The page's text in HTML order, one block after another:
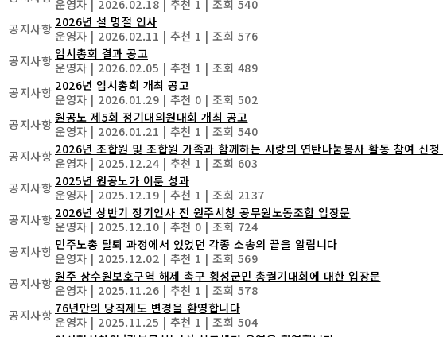
운영자 | 2026.02.18 | 추천 1 | 조회 540
공지사항 2026년 설 명절 인사
운영자 | 2026.02.11 | 추천 1 | 조회 576
공지사항 임시총회 결과 공고
운영자 | 2026.02.05 | 추천 1 | 조회 489
공지사항 2026년 임시총회 개최 공고
운영자 | 2026.01.29 | 추천 0 | 조회 502
공지사항 원공노 제5회 정기대의원대회 개최 공고
운영자 | 2026.01.21 | 추천 1 | 조회 540
공지사항 2026년 조합원 및 조합원 가족과 함께하는 사랑의 연탄나눔봉사 활동 참여 신
운영자 | 2025.12.24 | 추천 1 | 조회 603
공지사항 2025년 원공노가 이룬 성과
운영자 | 2025.12.19 | 추천 1 | 조회 2137
공지사항 2026년 상반기 정기인사 전 원주시청 공무원노동조합 입장문
운영자 | 2025.12.10 | 추천 0 | 조회 724
공지사항 민주노총 탈퇴 과정에서 있었던 각종 소송의 끝을 알립니다
운영자 | 2025.12.02 | 추천 1 | 조회 569
공지사항 원주 상수원보호구역 해제 촉구 횡성군민 총궐기대회에 대한 입장문
운영자 | 2025.11.26 | 추천 1 | 조회 578
공지사항 76년만의 당직제도 변경을 환영합니다
운영자 | 2025.11.25 | 추천 1 | 조회 504